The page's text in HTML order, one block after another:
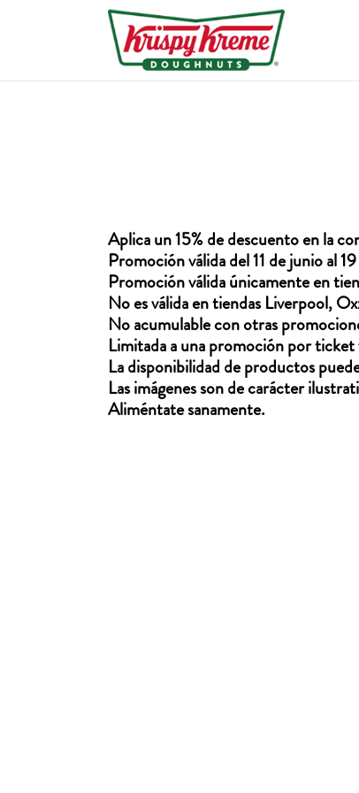
Aplica un 15% de descuento en la
Promoción válida del 11 de junio al
Promoción válida únicamente en
No es válida en tiendas Liverpool,
No acumulable con otras
Limitada a una promoción por ticket
La disponibilidad de productos
Las imágenes son de carácter
Aliméntate sanamente.